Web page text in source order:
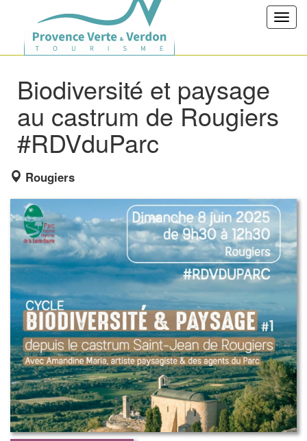
Biodiversité et paysage
au castrum de Rougiers
#RDVduParc
Rougiers